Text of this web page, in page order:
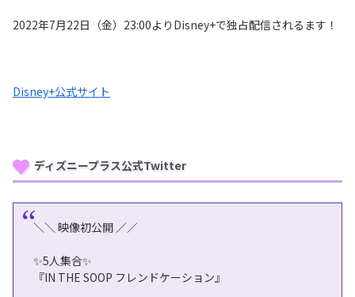
2022年7月22日（金）23:00よりDisney+で独占配信されるます！
Disney+公式サイト
ディズニープラス公式Twitter
＼＼ 映像初公開 ／／
✨5人集合✨
『IN THE SOOP フレンドケーション』